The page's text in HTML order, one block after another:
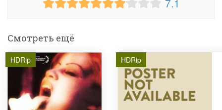
7.1
Смотреть ещё
HDRip HDRip